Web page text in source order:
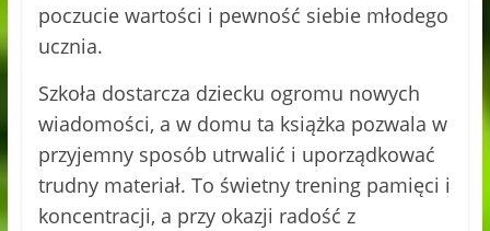
poczucie wartości i pewność siebie młodego
ucznia.
Szkoła dostarcza dziecku ogromu nowych
wiadomości, a w domu ta książka pozwala w
przyjemny sposób utrwalić i uporządkować
trudny materiał. To świetny trening pamięci i
koncentracji, a przy okazji radość z